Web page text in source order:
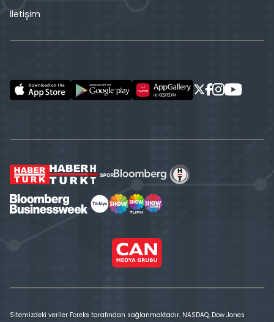
İletişim
Sitemizdeki veriler Foreks tarafından sağlanmaktadır. NASDAQ, Dow Jones